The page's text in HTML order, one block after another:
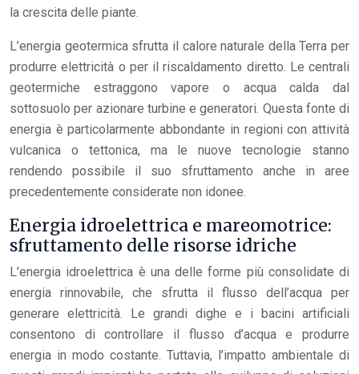
la crescita delle piante.
L’energia geotermica sfrutta il calore naturale della Terra per
produrre elettricità o per il riscaldamento diretto. Le centrali
geotermiche estraggono vapore o acqua calda dal
sottosuolo per azionare turbine e generatori. Questa fonte di
energia è particolarmente abbondante in regioni con attività
vulcanica o tettonica, ma le nuove tecnologie stanno
rendendo possibile il suo sfruttamento anche in aree
precedentemente considerate non idonee.
Energia idroelettrica e mareomotrice:
sfruttamento delle risorse idriche
L’energia idroelettrica è una delle forme più consolidate di
energia rinnovabile, che sfrutta il flusso dell’acqua per
generare elettricità. Le grandi dighe e i bacini artificiali
consentono di controllare il flusso d’acqua e produrre
energia in modo costante. Tuttavia, l’impatto ambientale di